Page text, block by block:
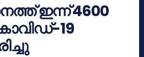
ഇന്ന് 4600
19